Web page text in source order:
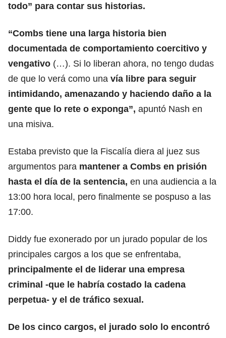
todo” para contar sus historias.
“Combs tiene una larga historia bien
documentada de comportamiento coercitivo y
vengativo (…). Si lo liberan ahora, no tengo dudas
de que lo verá como una vía libre para seguir
intimidando, amenazando y haciendo daño a la
gente que lo rete o exponga”, apuntó Nash en
una misiva.
Estaba previsto que la Fiscalía diera al juez sus
argumentos para mantener a Combs en prisión
hasta el día de la sentencia, en una audiencia a la
13:00 hora local, pero finalmente se pospuso a las
17:00.
Diddy fue exonerado por un jurado popular de los
principales cargos a los que se enfrentaba,
principalmente el de liderar una empresa
criminal -que le habría costado la cadena
perpetua- y el de tráfico sexual.
De los cinco cargos, el jurado solo lo encontró